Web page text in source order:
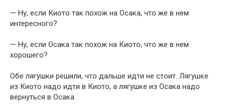
— Ну, если Киото так похож на Осака, что же в нем
интересного?
— Ну, если Осака так похож на Киото, что же в нем
хорошего?
Обе лягушки решили, что дальше идти не стоит. Лягушке
из Киото надо идти в Киото, а лягушке из Осака надо
вернуться в Осака.